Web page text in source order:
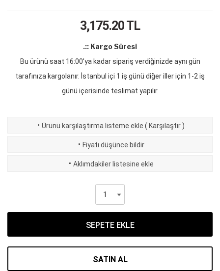
3,175.20TL
.:: Kargo Süresi
Bu ürünü saat 16:00'ya kadar sipariş verdiğinizde aynı gün
tarafınıza kargolanır. İstanbul içi 1 iş günü diğer iller için 1-2 iş
günü içerisinde teslimat yapılır.
· Ürünü karşılaştırma listeme ekle ( Karşılaştır )
· Fiyatı düşünce bildir
· Aklımdakiler listesine ekle
SEPETE EKLE
SATIN AL